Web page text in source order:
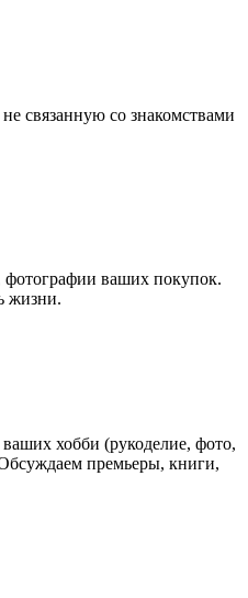
связанную со знакомствами
ваших покупок.
жизни.
хобби (рукоделие, фото,
премьеры, книги,